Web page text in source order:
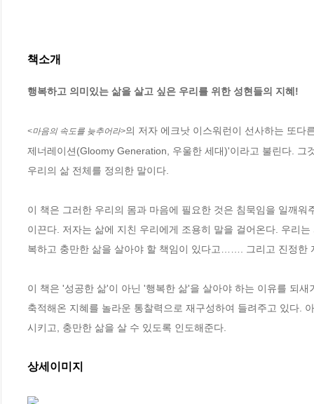
책소개
행복하고 의미있는 삶을 살고 싶은 우리를 위한 성현들의 지혜!
<마음의 속도를 늦추어라>의 저자 에크낫 이스워런이 선사하는 또다
제너레이션(Gloomy Generation, 우울한 세대)'이라고 불린다.
우리의 삶 전체를 정의한 말이다.
이 책은 그러한 우리의 몸과 마음에 필요한 것은 침묵임을 일깨
이끈다. 저자는 삶에 지친 우리에게 조용히 말을 걸어온다. 우리
복하고 충만한 삶을 살아야 할 책임이 있다고……. 그리고 진정한
이 책은 '성공한 삶'이 아닌 '행복한 삶'을 살아야 하는 이유를 되
축적해온 지혜를 놀라운 통찰력으로 재구성하여 들려주고 있다.
시키고, 충만한 삶을 살 수 있도록 인도해준다.
상세이미지